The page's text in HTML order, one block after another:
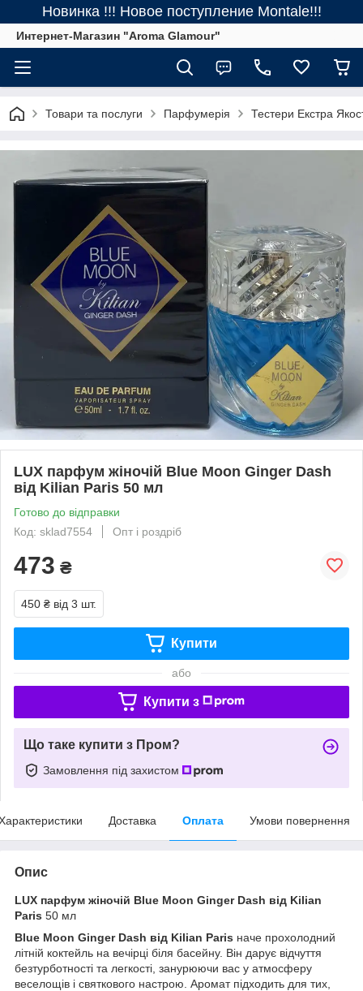
Новинка !!! Новое поступление Montale!!!
Интернет-Магазин "Aroma Glamour"
Товари та послуги Парфумерія Тестери Екстра
LUX парфум жіночій Blue Moon Ginger Dash
від Kilian Paris 50 мл
Готово до відправки
Код: sklad7554
Опт і роздріб
473 ₴
450 ₴ від 3 шт.
Купити
або
Купити з
Що таке купити з Пром?
Замовлення під захистом
Доставка Оплата Умови повернення
Опис
LUX парфум жіночій Blue Moon Ginger Dash від Kilian
Paris 50 мл
Blue Moon Ginger Dash від Kilian Paris наче прохолодний
літній коктейль на вечірці біля басейну. Він дарує відчуття
безтурботності та легкості, занурюючи вас у атмосферу
веселощів і святкового настрою. Аромат підходить для тих,